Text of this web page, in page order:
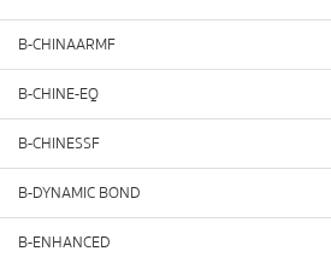
B-CHINAARMF
B-CHINE-EQ
B-CHINESSF
B-DYNAMIC BOND
B-ENHANCED